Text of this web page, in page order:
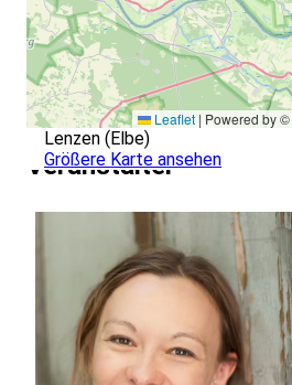
Leaflet | Powered by ©
Lenzen (Elbe)
Größere Karte ansehen
Veranstalter